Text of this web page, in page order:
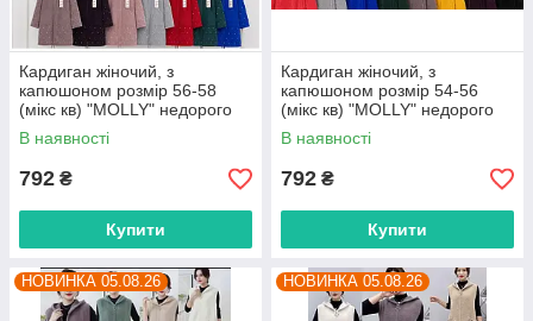
Кардиган жіночий, з
капюшоном розмір 56-58
(мікс кв) "MOLLY" недорого
від прямого постачальника
В наявності
792 ₴
Купити
Кардиган жіночий, з
капюшоном розмір 54-56
(мікс кв) "MOLLY" недорого
від прямого постачальника
В наявності
792 ₴
Купити
НОВИНКА 05.08.26 НОВИНКА 05.08.26